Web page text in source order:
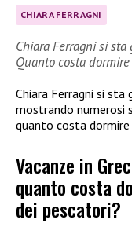
CHIARA FERRAGNI
Chiara Ferragni si
Quanto costa
Chiara Ferragni si sta
mostrando numerosi
quanto costa dormire
Vacanze in
quanto costa
dei pescatori?